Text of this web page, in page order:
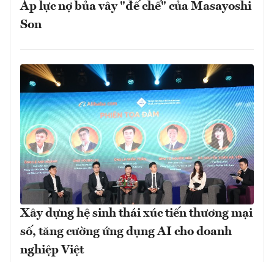
Áp lực nợ bủa vây "đế chế" của Masayoshi
Son
Xây dựng hệ sinh thái xúc tiến thương mại
số, tăng cường ứng dụng AI cho doanh
nghiệp Việt